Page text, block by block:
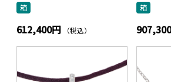
箱
612,400円 （税込）
箱